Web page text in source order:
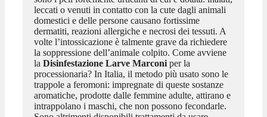
leccati o venuti in contatto con la cute dagli animali
domestici e delle persone causano fortissime
dermatiti, reazioni allergiche e necrosi dei tessuti. A
volte l’intossicazione è talmente grave da richiedere
la soppressione dell’animale colpito. Come avviene
la Disinfestazione Larve Marconiper la
processionaria? In Italia, il metodo più usato sono le
trappole a feromoni: impregnate di queste sostanze
aromatiche, prodotte dalle femmine adulte, attirano e
intrappolano i maschi, che non possono fecondarle.